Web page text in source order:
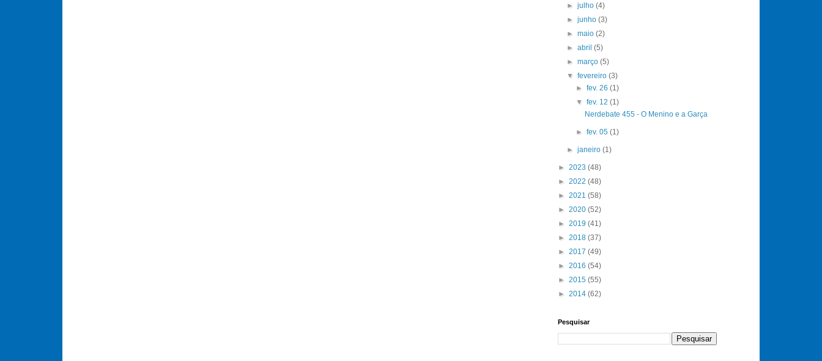
►julho(4)
►junho(3)
►maio(2)
►abril(5)
►março(5)
▼fevereiro(3)
► fev. 26 (1)
▼ fev. 12 (1)
Nerdebate 455 - O Menino e a Garça
► fev. 05 (1)
►janeiro(1)
► 2023 (48)
► 2022 (48)
► 2021 (58)
► 2020 (52)
► 2019 (41)
► 2018 (37)
► 2017 (49)
► 2016 (54)
► 2015 (55)
► 2014 (62)
Pesquisar